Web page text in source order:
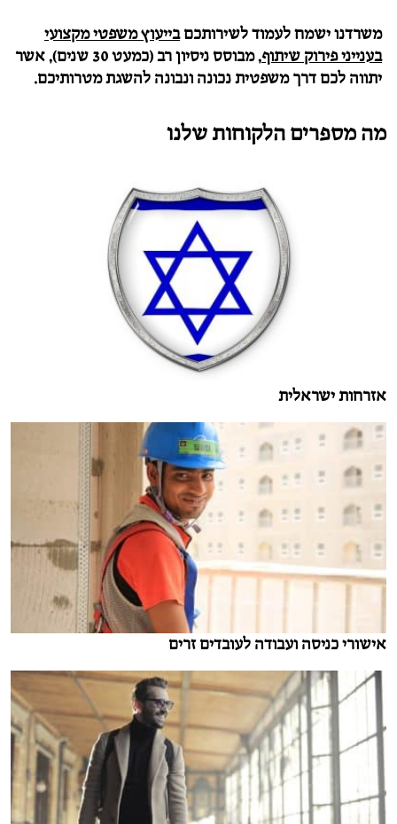
משרדנו ישמח לעמוד לשירותכםבייעוץ משפטי מקצועי
בענייני פירוק שיתוף
, מבוסס ניסיון רב (כמעט 30 שנים), אשר
יתווה לכם דרך משפטית נכונה ונבונה להשגת מטרותיכם.
מה מספרים הלקוחות שלנו
אזרחות ישראלית
אישורי כניסה ועבודה לעובדים זרים